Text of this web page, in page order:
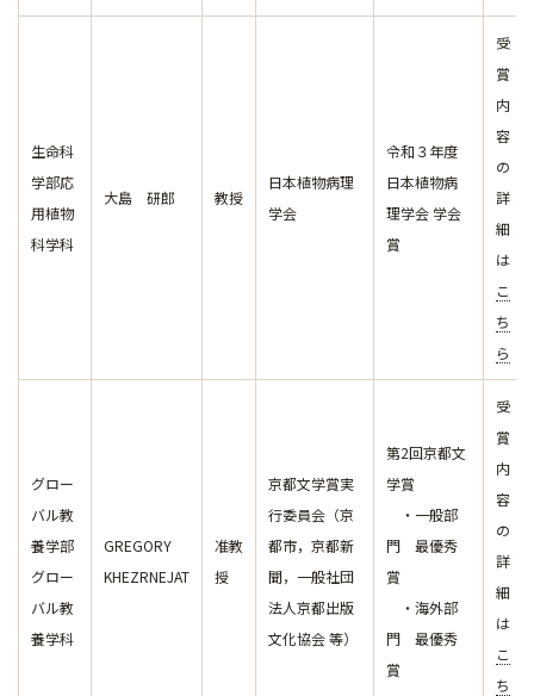
生命科
学部応
用植物
科学科
大島 研郎 教授
日本植物病理
学会
令和３年度
日本植物病
理学会 学会
賞
受
賞
内
容
の
詳
細
は
こ
ち
ら
グロー
バル教
養学部
グロー
バル教
養学科
GREGORY
KHEZRNEJAT
准教
授
京都文学賞実
行委員会（京
都市，京都新
聞，一般社団
法人京都出版
文化協会 等）
第2回京都文
学賞
・一般部
門 最優秀
賞
・海外部
門 最優秀
賞
受
賞
内
容
の
詳
細
は
こ
ち